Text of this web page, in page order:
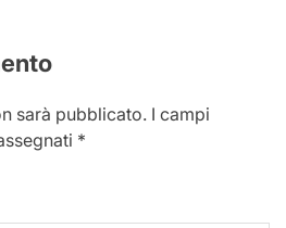
sarà pubblicato. I campi
*